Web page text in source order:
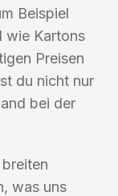
Beispiel
wie Kartons
Preisen
du nicht nur
bei der
was uns